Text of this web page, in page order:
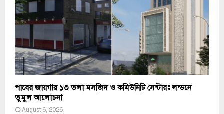
পাবের জায়গায় ১৩ তলা মসজিদ ও কমিউনিটি সেন্টারঃ লন্ডনে
তুমুল আলোচনা
August 6, 2026